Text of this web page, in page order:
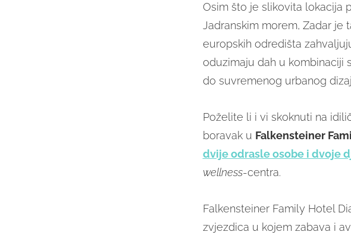
Osim što je slikovita lokacija
Jadranskim morem, Zadar je
europskih odredišta
oduzimaju dah u kombinaciji
do suvremenog urbanog
Poželite li i vi skoknuti na
boravak u Falkensteiner
dvije odrasle osobe i dvoje
wellness-centra.
Falkensteiner Family Hotel
zvjezdica u kojem zabava i